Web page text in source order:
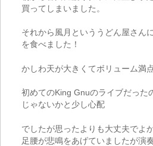
買ってしまいました。
それから風月といううどん屋さん
を食べました！
かしわ天が大きくてボリューム満
初めてのKing Gnuのライブだった
じゃないかと少し心配
でしたが思ったよりも大丈夫でよ
足腰が悲鳴をあげていましたが演